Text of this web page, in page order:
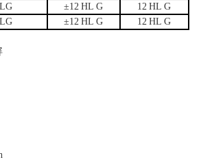
±12 HL G 12 HL G
±12 HL G 12 HL G